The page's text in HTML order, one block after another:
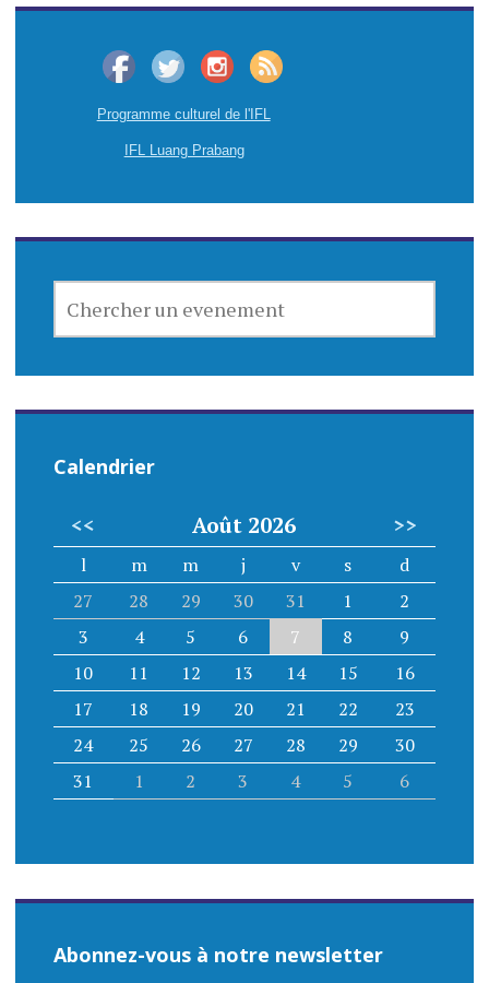
Programme culturel de l'IFL
IFL Luang Prabang
UN
Calendrier
<< Août 2026 >>
l m m j v s
d
27
28 29 30 31 1
2
3
4 5 6 7 8
9
10
11 12 13 14 15
16
17
18 19 20 21 22
23
24
25 26 27 28 29
30
31
1 2 3 4 5 6
Abonnez-vous à notre newsletter